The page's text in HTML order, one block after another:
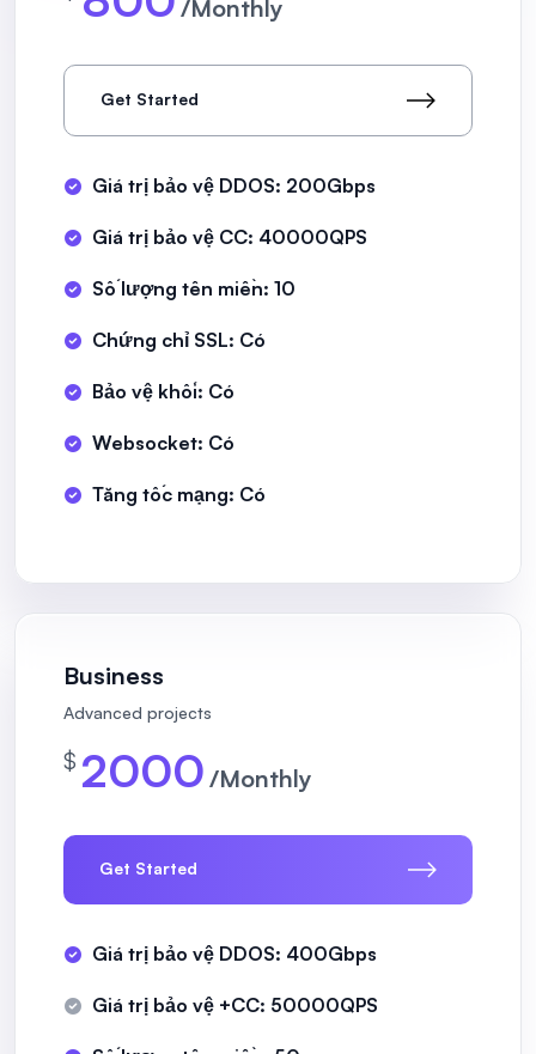
/Monthly
Get Started
Giá trị bảo vệ DDOS: 200Gbps
Giá trị bảo vệ CC: 40000QPS
Số lượng tên miền: 10
Chứng chỉ SSL: Có
Bảo vệ khối: Có
Websocket: Có
Tăng tốc mạng: Có
Business
Advanced projects
$ 2000 /Monthly
Get Started
Giá trị bảo vệ DDOS: 400Gbps
Giá trị bảo vệ +CC: 50000QPS